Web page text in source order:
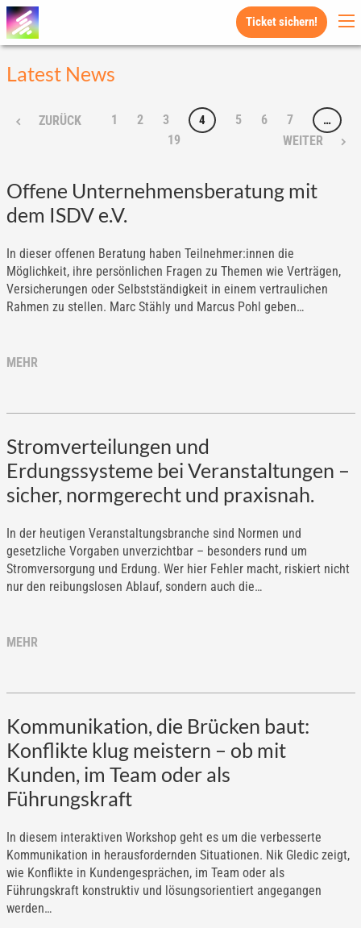
Ticket sichern!
Latest News
ZURÜCK 1 2 3 4 5 6 7 …
19 WEITER
Offene Unternehmensberatung mit
dem ISDV e.V.
In dieser offenen Beratung haben Teilnehmer:innen die
Möglichkeit, ihre persönlichen Fragen zu Themen wie Verträgen,
Versicherungen oder Selbstständigkeit in einem vertraulichen
Rahmen zu stellen. Marc Stähly und Marcus Pohl geben…
MEHR
Stromverteilungen und
Erdungssysteme bei Veranstaltungen –
sicher, normgerecht und praxisnah.
In der heutigen Veranstaltungsbranche sind Normen und
gesetzliche Vorgaben unverzichtbar – besonders rund um
Stromversorgung und Erdung. Wer hier Fehler macht, riskiert nicht
nur den reibungslosen Ablauf, sondern auch die…
MEHR
Kommunikation, die Brücken baut:
Konflikte klug meistern – ob mit
Kunden, im Team oder als
Führungskraft
In diesem interaktiven Workshop geht es um die verbesserte
Kommunikation in herausfordernden Situationen. Nik Gledic zeigt,
wie Konflikte in Kundengesprächen, im Team oder als
Führungskraft konstruktiv und lösungsorientiert angegangen
werden…